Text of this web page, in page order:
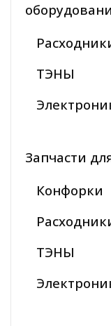
ТЭНЫ
Запчасти
Конфорки
ТЭНЫ